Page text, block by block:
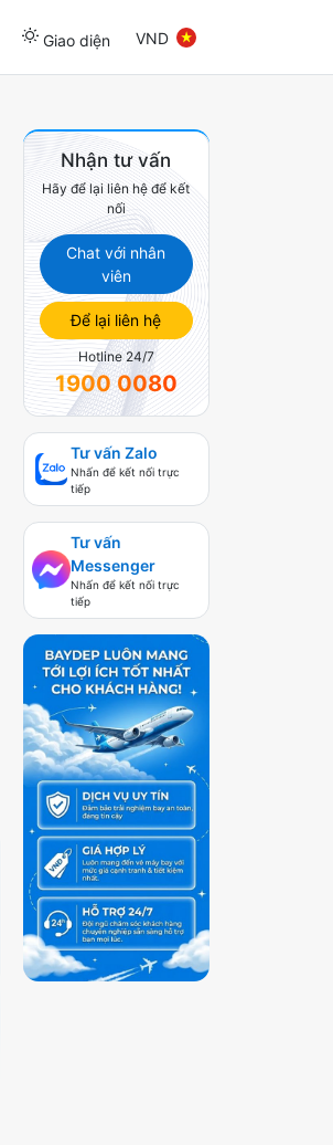
Giao diện VND
Nhận tư vấn
Hãy để lại liên hệ để kết
nối
Chat với nhân
viên
Để lại liên hệ
Hotline 24/7
1900 0080
Tư vấn Zalo
Nhấn để kết nối trực
tiếp
Tư vấn
Messenger
Nhấn để kết nối trực
tiếp